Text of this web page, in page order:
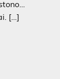
[…]